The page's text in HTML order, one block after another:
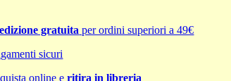
gratuita per ordini superiori a 49€
sicuri
online eritira in libreria